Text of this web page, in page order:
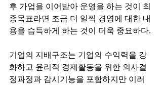
후 가업을 이어받아 운영을 하는 것이 최
종목표라면 조금 더 일찍 경영에 대한 내
용을 습득하게 하는 것이 더욱 중요하다.
기업의 지배구조는 기업의 수익력을 강
화하고 윤리적 경제활동을 위한 의사결
정과정과 감시기능을 포함하지만 이러